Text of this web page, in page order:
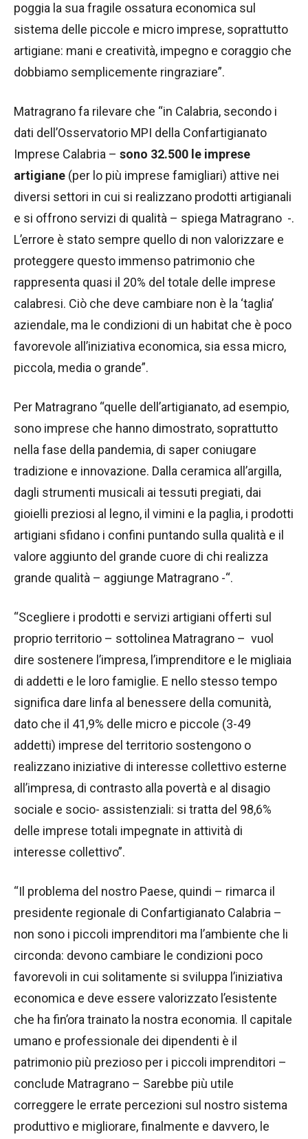
poggia la sua fragile ossatura economica sul
sistema delle piccole e micro imprese, soprattutto
artigiane: mani e creatività, impegno e coraggio che
dobbiamo semplicemente ringraziare”.
Matragrano fa rilevare che “in Calabria, secondo i
dati dell’Osservatorio MPI della Confartigianato
Imprese Calabria – sono 32.500 le imprese
artigiane (per lo più imprese famigliari) attive nei
diversi settori in cui si realizzano prodotti artigianali
e si offrono servizi di qualità – spiega Matragrano -.
L’errore è stato sempre quello di non valorizzare e
proteggere questo immenso patrimonio che
rappresenta quasi il 20% del totale delle imprese
calabresi. Ciò che deve cambiare non è la ‘taglia’
aziendale, ma le condizioni di un habitat che è poco
favorevole all’iniziativa economica, sia essa micro,
piccola, media o grande”.
Per Matragrano “quelle dell’artigianato, ad esempio,
sono imprese che hanno dimostrato, soprattutto
nella fase della pandemia, di saper coniugare
tradizione e innovazione. Dalla ceramica all’argilla,
dagli strumenti musicali ai tessuti pregiati, dai
gioielli preziosi al legno, il vimini e la paglia, i prodotti
artigiani sfidano i confini puntando sulla qualità e il
valore aggiunto del grande cuore di chi realizza
grande qualità – aggiunge Matragrano -“.
“Scegliere i prodotti e servizi artigiani offerti sul
proprio territorio – sottolinea Matragrano – vuol
dire sostenere l’impresa, l’imprenditore e le migliaia
di addetti e le loro famiglie. E nello stesso tempo
significa dare linfa al benessere della comunità,
dato che il 41,9% delle micro e piccole (3-49
addetti) imprese del territorio sostengono o
realizzano iniziative di interesse collettivo esterne
all’impresa, di contrasto alla povertà e al disagio
sociale e socio- assistenziali: si tratta del 98,6%
delle imprese totali impegnate in attività di
interesse collettivo”.
“Il problema del nostro Paese, quindi – rimarca il
presidente regionale di Confartigianato Calabria –
non sono i piccoli imprenditori ma l’ambiente che li
circonda: devono cambiare le condizioni poco
favorevoli in cui solitamente si sviluppa l’iniziativa
economica e deve essere valorizzato l’esistente
che ha fin’ora trainato la nostra economia. Il capitale
umano e professionale dei dipendenti è il
patrimonio più prezioso per i piccoli imprenditori –
conclude Matragrano – Sarebbe più utile
correggere le errate percezioni sul nostro sistema
produttivo e migliorare, finalmente e davvero, le